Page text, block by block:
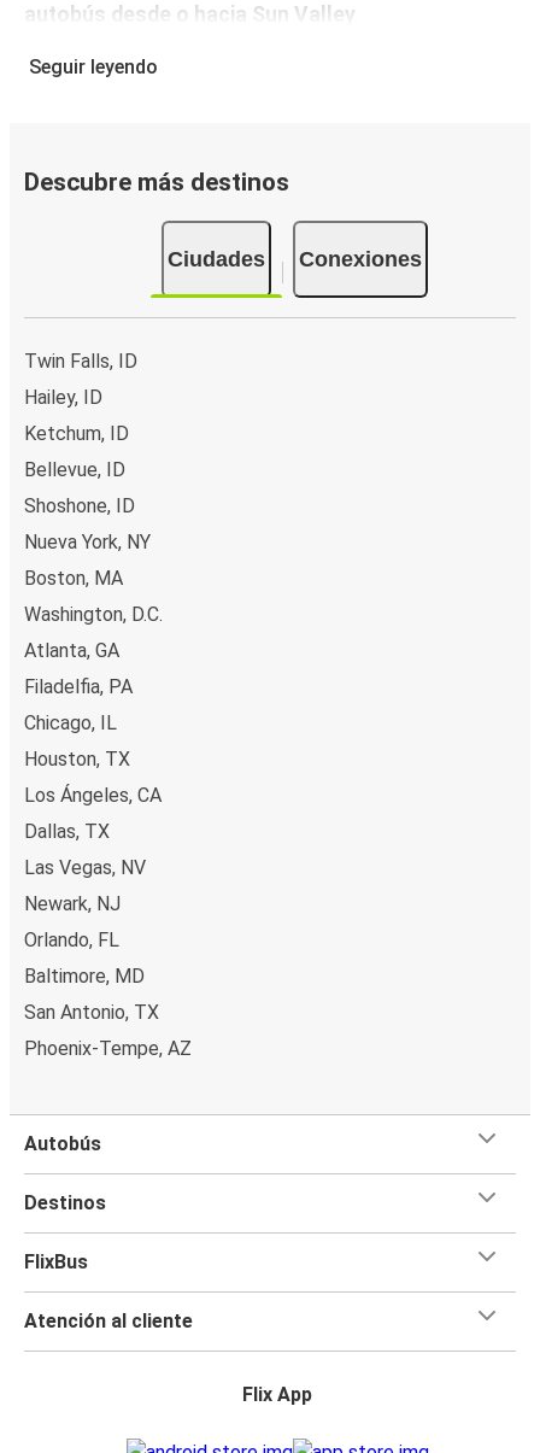
autobús desde o hacia Sun Valley
Reservar un boleto con FlixBus es muy sencillo: en este
entre diferentes formas de pago seguras online, como
es posible pagar en efectivo a bordo o en un punto de
Seguir leyendo
Descubre más destinos
Ciudades Conexiones
Twin Falls, ID
Hailey, ID
Ketchum, ID
Bellevue, ID
Shoshone, ID
Nueva York, NY
Boston, MA
Washington, D.C.
Atlanta, GA
Filadelfia, PA
Chicago, IL
Houston, TX
Los Ángeles, CA
Dallas, TX
Las Vegas, NV
Newark, NJ
Orlando, FL
Baltimore, MD
San Antonio, TX
Phoenix-Tempe, AZ
Autobús
Destinos
FlixBus
Atención al cliente
Flix App